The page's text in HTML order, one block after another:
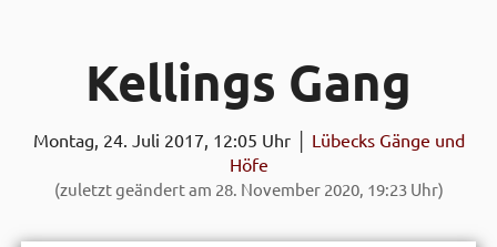
Kellings Gang
Montag, 24. Juli 2017, 12:05 Uhr │ Lübecks Gänge und
Höfe
(zuletzt geändert am 28. November 2020, 19:23 Uhr)